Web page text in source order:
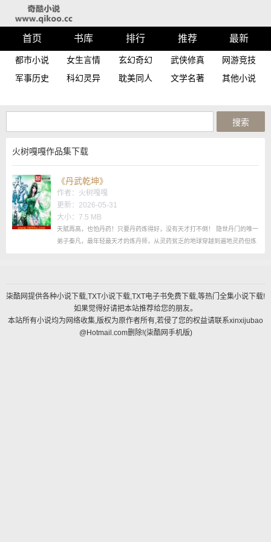
首页 书库 排行 推荐 最新
都市小说 女生言情 玄幻奇幻 武侠修真
网游竞技
军事历史
科幻灵异 耽美同人 文学名著 其他小说
火树嘎嘎作品集下载
《丹武乾坤》
作者： 火树嘎嘎
更新：2026-05-31
大小：7.5 MB
天赋再高，也怕丹药！只要丹药炼得好，没有天才打不倒！ 隐世丹门的唯一
弟子秦凡，最年轻最天才的炼丹师，从灵药贫乏的地球穿越到遍地灵药但炼
柒酷网提供各种小说下载,TXT小说下载,TXT电子书免费下载,等热门全集小说下载!
如果觉得好请把本站推荐给您的朋友。
本站所有小说均为网络收集,版权为原作者所有,若侵了您的权益请联系xinxijubao
@Hotmail.com删除!(柒酷网手机版)